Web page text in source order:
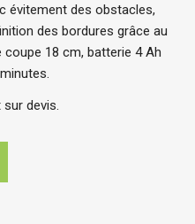
évitement des obstacles,
des bordures grâce au
18 cm, batterie 4 Ah
devis.